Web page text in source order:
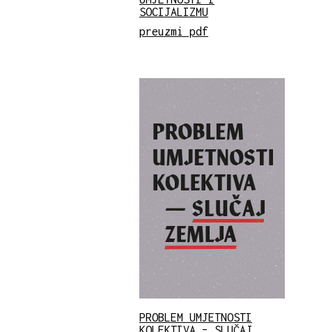
SOCIJALIZMU
preuzmi pdf
PROBLEM UMJETNOSTI